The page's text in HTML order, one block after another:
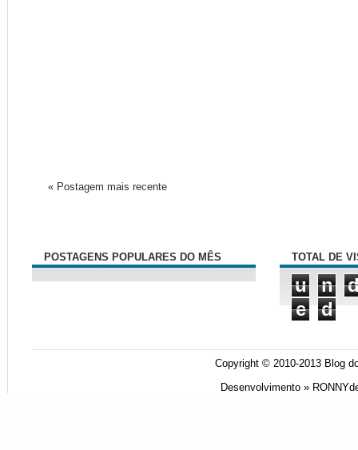
« Postagem mais recente
POSTAGENS POPULARES DO MÊS TOTAL DE
u n
e
d
Copyright © 2010-2013 Blog
Desenvolvimento »